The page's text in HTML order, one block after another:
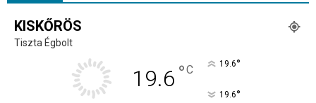
KISKŐRÖS
Tiszta Égbolt
19.6 °C 19.6°
19.6°